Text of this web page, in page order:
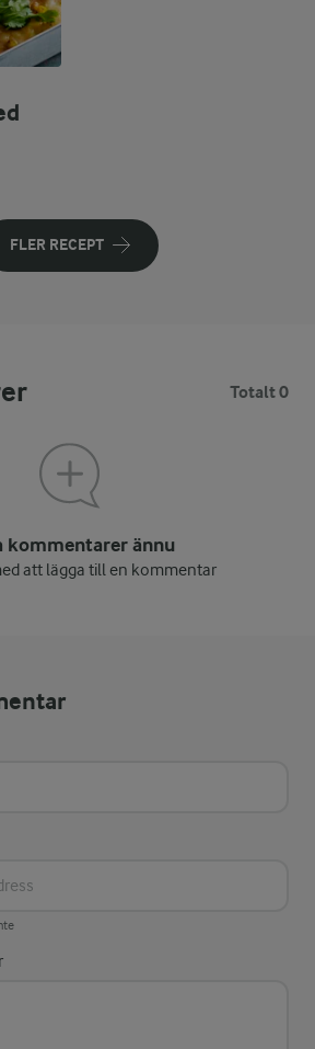
FLER RECEPT
Totalt 0
kommentarer ännu
att lägga till en kommentar